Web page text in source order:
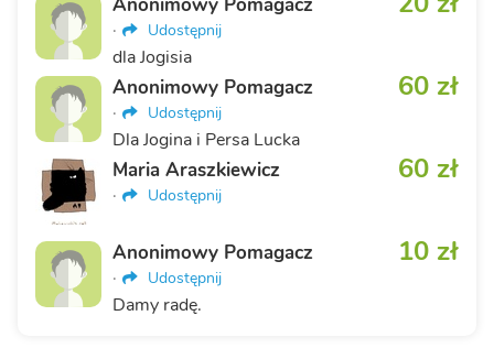
· Udostępnij
dla Jogisia
60 zł
Anonimowy Pomagacz
· Udostępnij
Dla Jogina i Persa Lucka
60 zł
Maria Araszkiewicz
· Udostępnij
10 zł
Anonimowy Pomagacz
· Udostępnij
Damy radę.